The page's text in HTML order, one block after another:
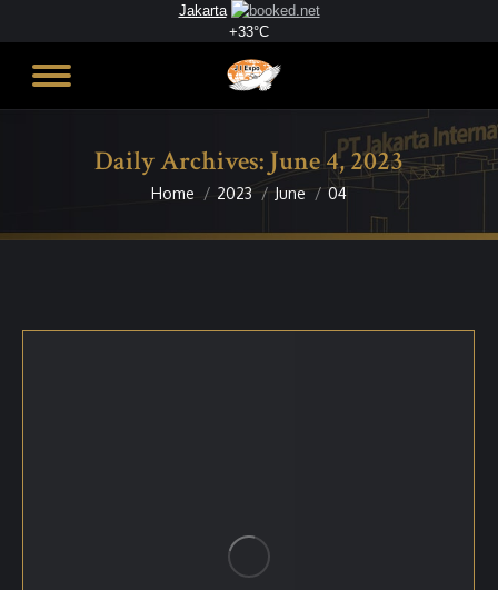
Jakarta
+33°C
Daily Archives:June 4, 2023
You are here:
Home 2023 June 04